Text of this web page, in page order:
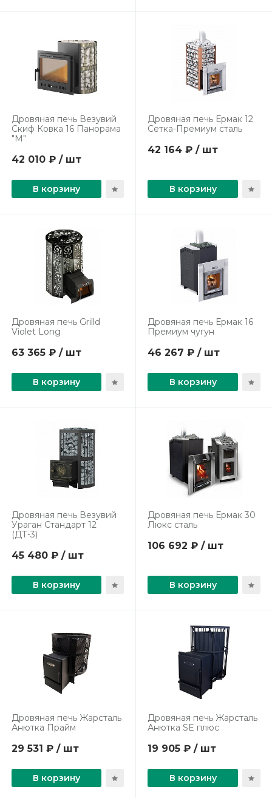
Дровяная печь Везувий
Скиф Ковка 16 Панорама
"М"
42 010 ₽ / шт
В корзину
Дровяная печь Ермак 12
Сетка-Премиум сталь
42 164 ₽ / шт
В корзину
Дровяная печь Grilld
Violet Long
63 365 ₽ / шт
В корзину
Дровяная печь Ермак 16
Премиум чугун
46 267 ₽ / шт
В корзину
Дровяная печь Везувий
Ураган Стандарт 12
(ДТ-3)
45 480 ₽ / шт
В корзину
Дровяная печь Ермак 30
Люкс сталь
106 692 ₽ / шт
В корзину
Дровяная печь Жарсталь
Анютка Прайм
29 531 ₽ / шт
В корзину
Дровяная печь Жарсталь
Анютка SE плюс
19 905 ₽ / шт
В корзину